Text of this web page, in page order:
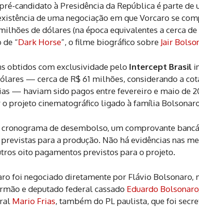
candidato à Presidência da República é parte de
de uma negociação em que Vorcaro se
de dólares (na época equivalentes a cerca de
“Dark Horse”, o filme biográfico sobre Jair
obtidos com exclusividade pelo Intercept Brasil
— cerca de R$ 61 milhões, considerando a
— haviam sido pagos entre fevereiro e maio de
o projeto cinematográfico ligado à família
de desembolso, um comprovante
para a produção. Não há evidências nas
oito pagamentos previstos para o projeto.
foi negociado diretamente por Flávio Bolsonaro,
e deputado federal cassado Eduardo Bolsonaro
Mario Frias, também do PL paulista, que foi